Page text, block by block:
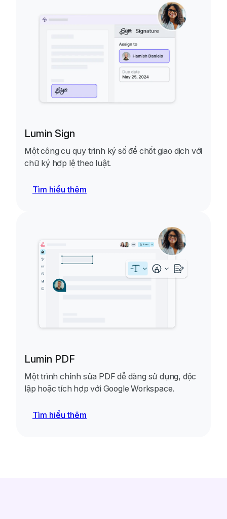
Lumin Sign
Một công cụ quy trình ký số để chốt giao dịch với
chữ ký hợp lệ theo luật.
Tìm hiểu thêm
Lumin PDF
Một trình chỉnh sửa PDF dễ dàng sử dụng, độc
lập hoặc tích hợp với Google Workspace.
Tìm hiểu thêm